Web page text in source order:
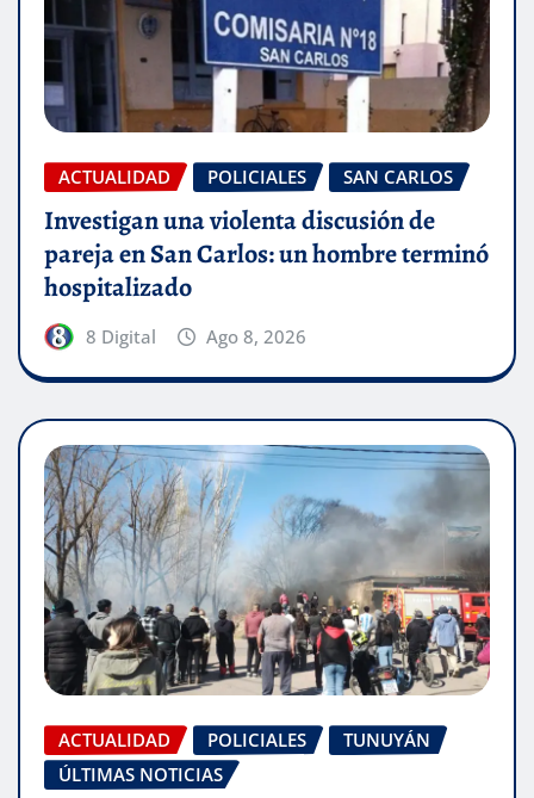
ACTUALIDAD POLICIALES SAN CARLOS
Investigan una violenta discusión de
pareja en San Carlos: un hombre terminó
hospitalizado
8 Digital Ago 8, 2026
ACTUALIDAD POLICIALES
TUNUYÁN
ÚLTIMAS NOTICIAS